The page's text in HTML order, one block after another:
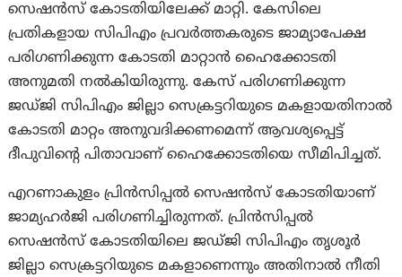
സെഷന്‍സ് കോടതിയിലേക്ക് മാറ്റി. കേസിലെ
പ്രതികളായ സിപിഎം പ്രവര്‍ത്തകരുടെ ജാമ്യാപേക്ഷ
പരിഗണിക്കുന്ന കോടതി മാറ്റാന്‍ ഹൈക്കോടതി
അനുമതി നല്‍കിയിരുന്നു. കേസ് പരിഗണിക്കുന്ന
ജഡ്ജി സിപിഎം ജില്ലാ സെക്രട്ടറിയുടെ മകളായതിനാല്‍
കോടതി മാറ്റം അനുവദിക്കണമെന്ന് ആവശ്യപ്പെട്ട്
ദീപുവിന്റെ പിതാവാണ് ഹൈക്കോടതിയെ സീമിപിച്ചത്.
എറണാകുളം പ്രിന്‍സിപ്പല്‍ സെഷന്‍സ് കോടതിയാണ്
ജാമ്യഹര്‍ജി പരിഗണിച്ചിരുന്നത്. പ്രിന്‍സിപ്പല്‍
സെഷന്‍സ് കോടതിയിലെ ജഡ്ജി സിപിഎം തൃശൂര്‍
ജില്ലാ സെക്രട്ടറിയുടെ മകളാണെന്നും അതിനാല്‍ നീതി